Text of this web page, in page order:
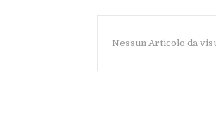
Nessun Articolo da